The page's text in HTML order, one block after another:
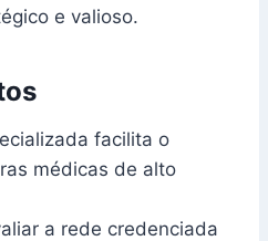
e valioso.
facilita o
médicas de alto
a rede credenciada